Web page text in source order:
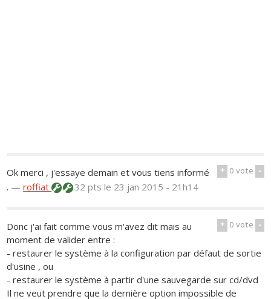
+ 0vote -
Ok merci , j'essaye demain et vous tiens informé
. —roffiat 32 ptsle 23 jan 2015 - 21h14
+ 0vote -
Donc j'ai fait comme vous m'avez dit mais au
moment de valider entre :
- restaurer le système à la configuration par défaut de sortie
d'usine , ou
- restaurer le système à partir d'une sauvegarde sur cd/dvd
Il ne veut prendre que la dernière option impossible de